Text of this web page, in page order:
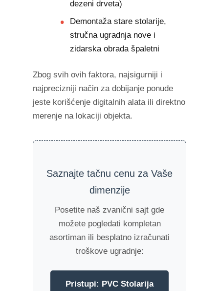
dezeni drveta)
Demontaža stare stolarije,
stručna ugradnja nove i
zidarska obrada špaletni
Zbog svih ovih faktora, najsigurniji i
najprecizniji način za dobijanje ponude
jeste korišćenje digitalnih alata ili direktno
merenje na lokaciji objekta.
Saznajte tačnu cenu za Vaše
dimenzije
Posetite naš zvanični sajt gde
možete pogledati kompletan
asortiman ili besplatno izračunati
troškove ugradnje:
Pristupi: PVC Stolarija